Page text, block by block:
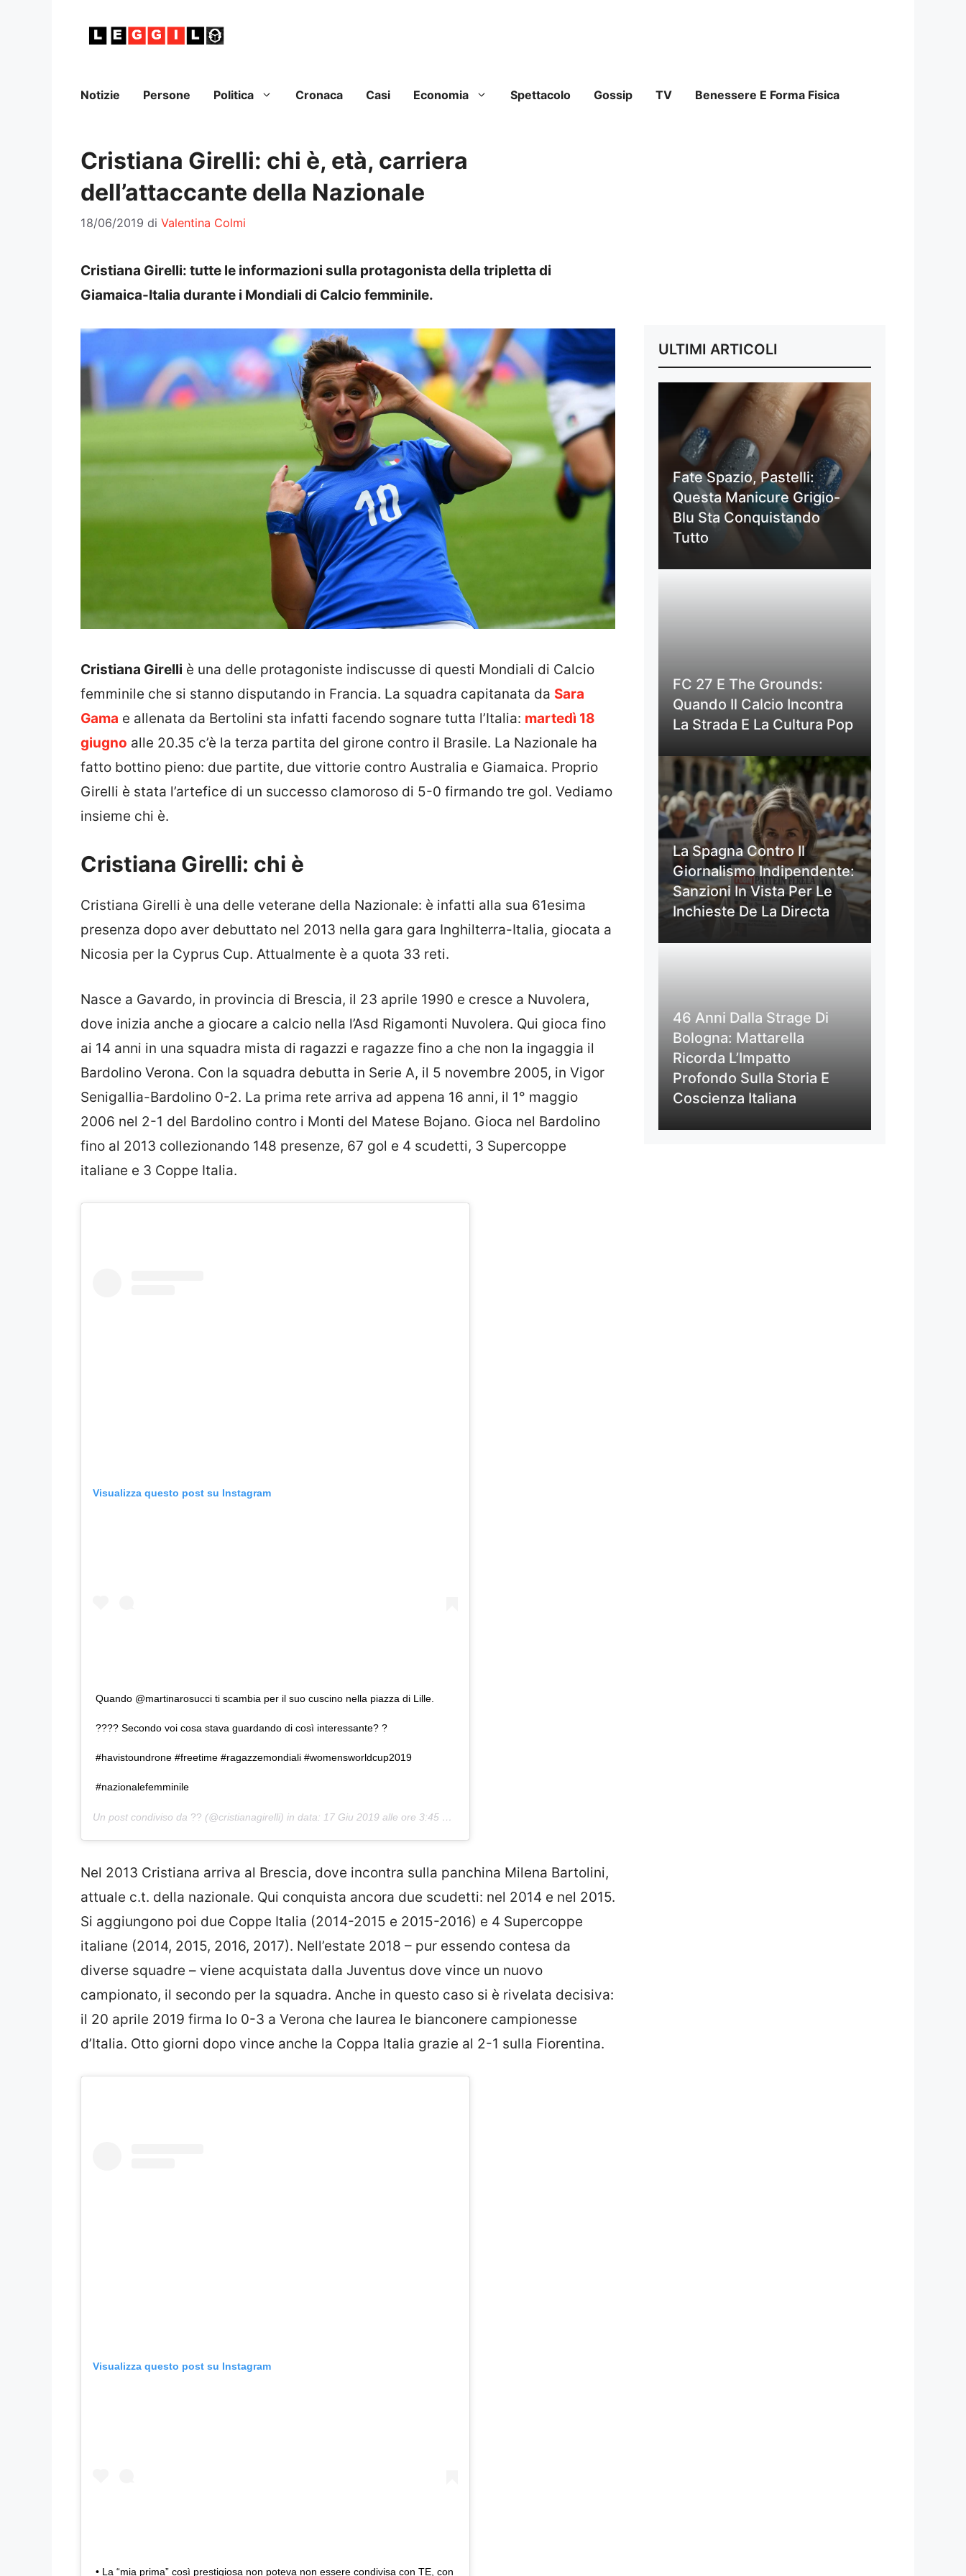
Notizie Persone Politica Cronaca Casi Economia Spettacolo Gossip TV Benessere E Forma Fisica
Cristiana Girelli: chi è, età, carriera
dell’attaccante della Nazionale
18/06/2019 di Valentina Colmi
Cristiana Girelli: tutte le informazioni sulla protagonista della tripletta di
Giamaica-Italia durante i Mondiali di Calcio femminile.
Cristiana Girelli è una delle protagoniste indiscusse di questi Mondiali di Calcio
femminile che si stanno disputando in Francia. La squadra capitanata da Sara
Gama e allenata da Bertolini sta infatti facendo sognare tutta l’Italia: martedì 18
giugno alle 20.35 c’è la terza partita del girone contro il Brasile. La Nazionale ha
fatto bottino pieno: due partite, due vittorie contro Australia e Giamaica. Proprio
Girelli è stata l’artefice di un successo clamoroso di 5-0 firmando tre gol. Vediamo
insieme chi è.
Cristiana Girelli: chi è
Cristiana Girelli è una delle veterane della Nazionale: è infatti alla sua 61esima
presenza dopo aver debuttato nel 2013 nella gara gara Inghilterra-Italia, giocata a
Nicosia per la Cyprus Cup. Attualmente è a quota 33 reti.
Nasce a Gavardo, in provincia di Brescia, il 23 aprile 1990 e cresce a Nuvolera,
dove inizia anche a giocare a calcio nella l’Asd Rigamonti Nuvolera. Qui gioca fino
ai 14 anni in una squadra mista di ragazzi e ragazze fino a che non la ingaggia il
Bardolino Verona. Con la squadra debutta in Serie A, il 5 novembre 2005, in Vigor
Senigallia-Bardolino 0-2. La prima rete arriva ad appena 16 anni, il 1° maggio
2006 nel 2-1 del Bardolino contro i Monti del Matese Bojano. Gioca nel Bardolino
fino al 2013 collezionando 148 presenze, 67 gol e 4 scudetti, 3 Supercoppe
italiane e 3 Coppe Italia.
Visualizza questo post su Instagram
Quando @martinarosucci ti scambia per il suo cuscino nella piazza di Lille.
???? Secondo voi cosa stava guardando di così interessante? ?
#havistoundrone #freetime #ragazzemondiali #womensworldcup2019
#nazionalefemminile
Un post condiviso da ?? (@cristianagirelli) in data: 17 Giu 2019 alle ore 3:45 PDT
Nel 2013 Cristiana arriva al Brescia, dove incontra sulla panchina Milena Bartolini,
attuale c.t. della nazionale. Qui conquista ancora due scudetti: nel 2014 e nel 2015.
Si aggiungono poi due Coppe Italia (2014-2015 e 2015-2016) e 4 Supercoppe
italiane (2014, 2015, 2016, 2017). Nell’estate 2018 – pur essendo contesa da
diverse squadre – viene acquistata dalla Juventus dove vince un nuovo
campionato, il secondo per la squadra. Anche in questo caso si è rivelata decisiva:
il 20 aprile 2019 firma lo 0-3 a Verona che laurea le bianconere campionesse
d’Italia. Otto giorni dopo vince anche la Coppa Italia grazie al 2-1 sulla Fiorentina.
Visualizza questo post su Instagram
• La “mia prima” così prestigiosa non poteva non essere condivisa con TE, con
ULTIMI ARTICOLI
Fate Spazio, Pastelli:
Questa Manicure Grigio-
Blu Sta Conquistando
Tutto
FC 27 E The Grounds:
Quando Il Calcio Incontra
La Strada E La Cultura Pop
La Spagna Contro Il
Giornalismo Indipendente:
Sanzioni In Vista Per Le
Inchieste De La Directa
46 Anni Dalla Strage Di
Bologna: Mattarella
Ricorda L’Impatto
Profondo Sulla Storia E
Coscienza Italiana